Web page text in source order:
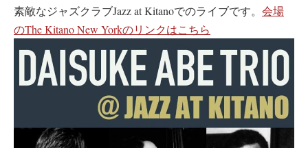
素敵なジャズクラブJazz at Kitanoでのライブです。 会場
のThe Kitano New Yorkのリンクはこちら